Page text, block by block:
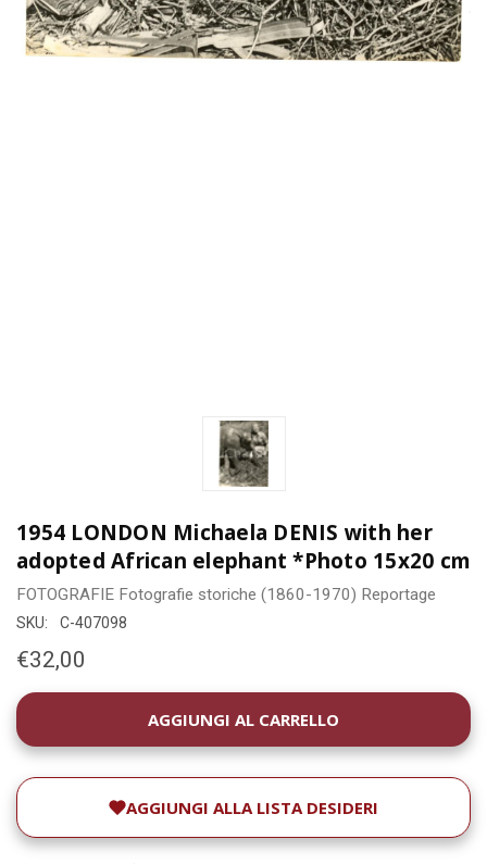
1954 LONDON Michaela DENIS with her
adopted African elephant *Photo 15x20 cm
FOTOGRAFIE Fotografie storiche (1860-1970) Reportage
SKU: C-407098
€32,00
DISPONIBILITÀ
ATTUALE:
AGGIUNGI ALLA LISTA DESIDERI